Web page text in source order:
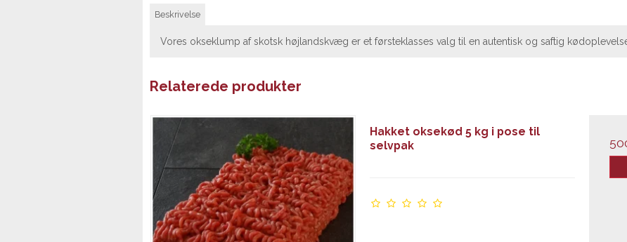
Beskrivelse
Vores okseklump af skotsk højlandskvæg er et førsteklasses valg til en autentisk og saftig
Relaterede produkter
Hakket oksekød 5 kg i pose til
selvpak